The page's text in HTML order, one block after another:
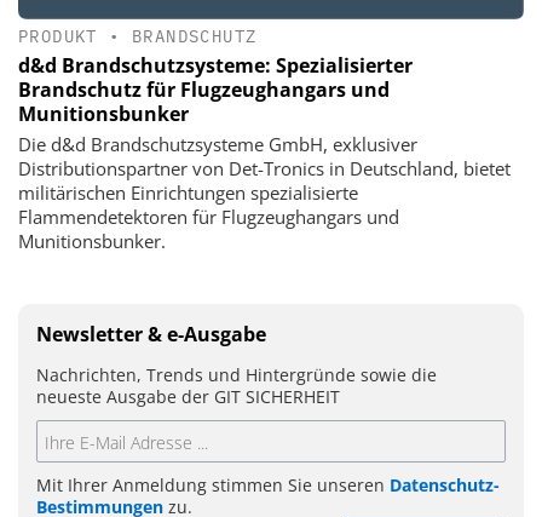
PRODUKT • BRANDSCHUTZ
d&d Brandschutzsysteme: Spezialisierter
Brandschutz für Flugzeughangars und
Munitionsbunker
Die d&d Brandschutzsysteme GmbH, exklusiver
Distributionspartner von Det-Tronics in Deutschland, bietet
militärischen Einrichtungen spezialisierte
Flammendetektoren für Flugzeughangars und
Munitionsbunker.
Newsletter & e-Ausgabe
Nachrichten, Trends und Hintergründe sowie die
neueste Ausgabe der GIT SICHERHEIT
Mit Ihrer Anmeldung stimmen Sie unseren Datenschutz-
Bestimmungen zu.